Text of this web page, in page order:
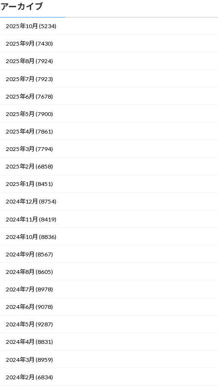
アーカイブ
2025年10月 (5234)
2025年9月 (7430)
2025年8月 (7924)
2025年7月 (7923)
2025年6月 (7678)
2025年5月 (7900)
2025年4月 (7861)
2025年3月 (7794)
2025年2月 (6858)
2025年1月 (8451)
2024年12月 (8754)
2024年11月 (8419)
2024年10月 (8836)
2024年9月 (8567)
2024年8月 (8605)
2024年7月 (8978)
2024年6月 (9078)
2024年5月 (9287)
2024年4月 (8831)
2024年3月 (8959)
2024年2月 (6834)